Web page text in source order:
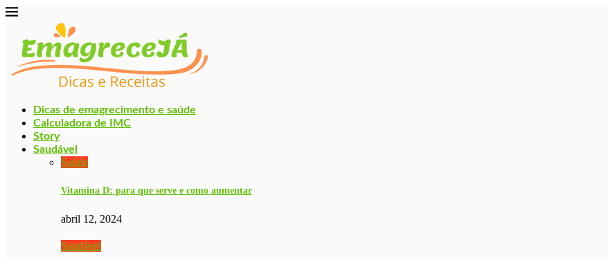
Dicas de emagrecimento e saúde
Calculadora de IMC
Story
Saudável
Saúde
Vitamina D: para que serve e como aumentar
abril 12, 2024
Saudável